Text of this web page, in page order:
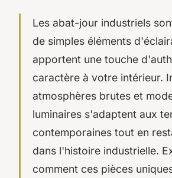
Les abat-jour industriels
de simples éléments
apportent une touche
caractère à votre intérieur.
atmosphères brutes et
luminaires s'adaptent aux
contemporaines tout en
dans l'histoire industrielle.
comment ces pièces